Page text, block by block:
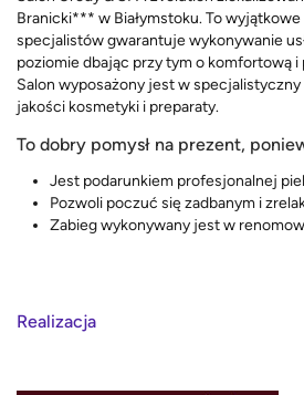
Branicki*** w Białymstoku. To
specjalistów gwarantuje wykonywanie
poziomie dbając przy tym o komfortową
Salon wyposażony jest w
jakości kosmetyki i preparaty.
To dobry pomysł na prezent,
Jest podarunkiem profesjonalnej
Pozwoli poczuć się zadbanym i
Zabieg wykonywany jest w
Realizacja